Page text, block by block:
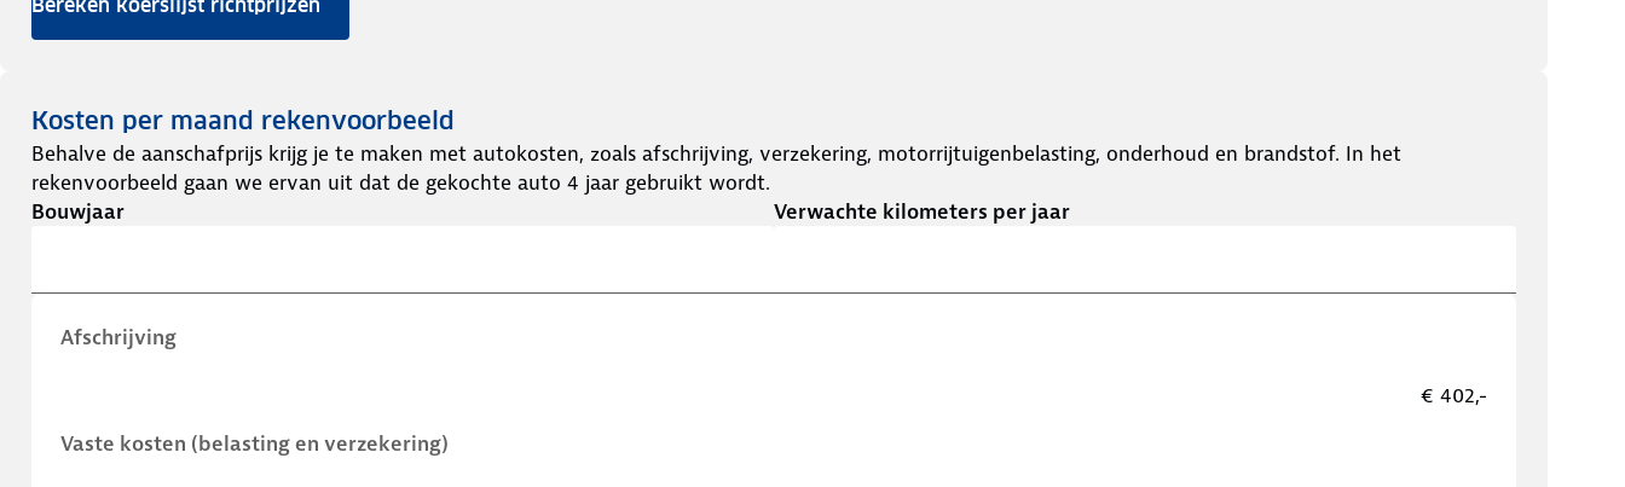
Bereken koerslijst richtprijzen
Kosten per maand rekenvoorbeeld
Behalve de aanschafprijs krijg je te maken met autokosten, zoals afschrijving, verzekering, motorrijtuigenbelasting, onderhoud en brandstof. In het
rekenvoorbeeld gaan we ervan uit dat de gekochte auto 4 jaar gebruikt wordt.
Bouwjaar
Verwachte kilometers per jaar
Afschrijving
€ 402,-
Vaste kosten (belasting en verzekering)